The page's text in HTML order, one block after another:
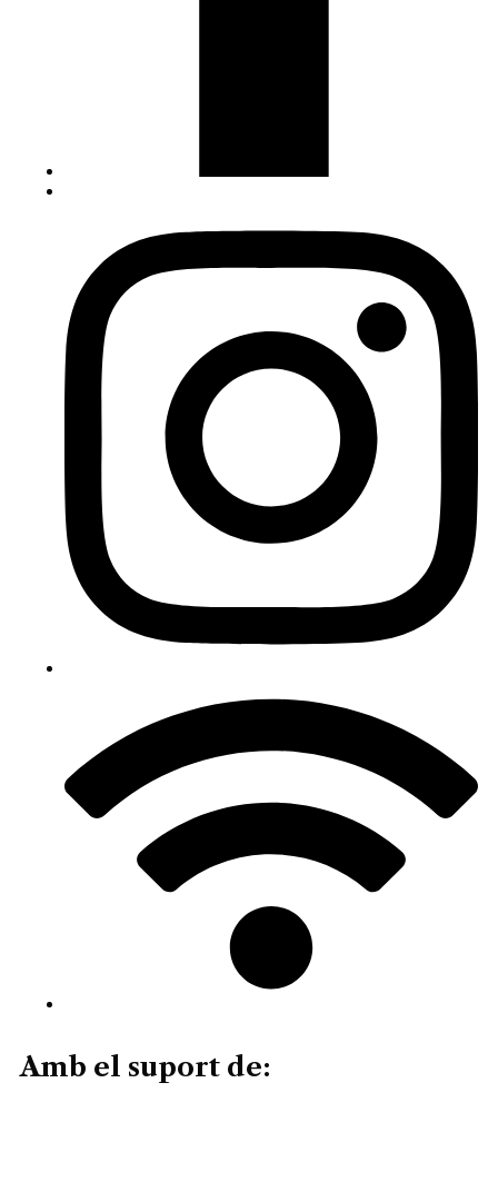
Amb el suport de: